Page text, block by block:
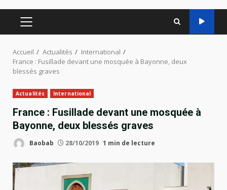
MENU
PRINCIPAL
Accueil Actualités
International
France : Fusillade devant une mosquée à Bayonne, deux
blessés graves
Actualités International
France : Fusillade devant une mosquée à
Bayonne, deux blessés graves
Baobab 28/10/2019 1 min de lecture